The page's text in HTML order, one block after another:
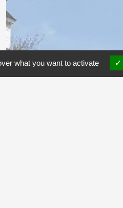
what you want to activate